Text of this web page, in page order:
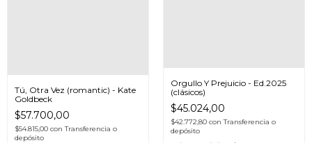
Tú, Otra Vez (romantic) - Kate
Goldbeck
$57.700,00
$54.815,00 con Transferencia o
depósito
Orgullo Y Prejuicio - Ed.2025
(clásicos)
$45.024,00
$42.772,80 con Transferencia o
depósito